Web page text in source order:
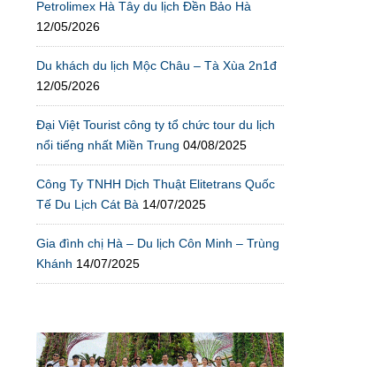
Petrolimex Hà Tây du lịch Đền Bảo Hà
12/05/2026
Du khách du lịch Mộc Châu – Tà Xùa 2n1đ
12/05/2026
Đại Việt Tourist công ty tổ chức tour du lịch
nổi tiếng nhất Miền Trung 04/08/2025
Công Ty TNHH Dịch Thuật Elitetrans Quốc
Tế Du Lịch Cát Bà 14/07/2025
Gia đình chị Hà – Du lịch Côn Minh – Trùng
Khánh 14/07/2025